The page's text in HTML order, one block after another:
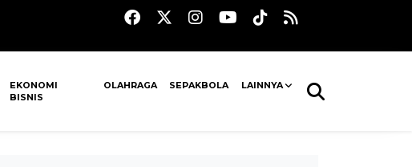
EKONOMI
BISNIS
OLAHRAGA SEPAKBOLA LAINNYA